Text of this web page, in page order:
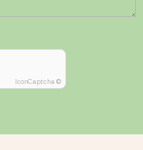
IconCaptcha ©